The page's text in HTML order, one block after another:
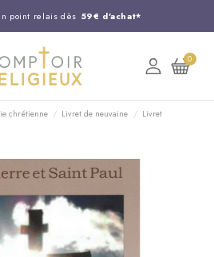
point relais dès 59€ d'achat*
familiale
au 03 20 24 74 15
expédition le jour même !
0
chrétienne Livret de neuvaine
Livret